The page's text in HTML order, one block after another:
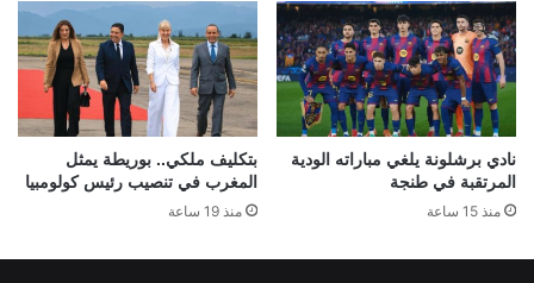
نادي برشلونة يلغي مباراته الودية
المرتقبة في طنجة
منذ 15 ساعة
بتكليف ملكي.. بوريطة يمثل
المغرب في تنصيب رئيس كولومبيا
منذ 19 ساعة